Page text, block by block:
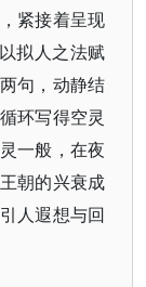
紧接着呈现
拟人之法赋
句，动静结
环写得空灵
一般，在夜
朝的兴衰成
人遐想与回